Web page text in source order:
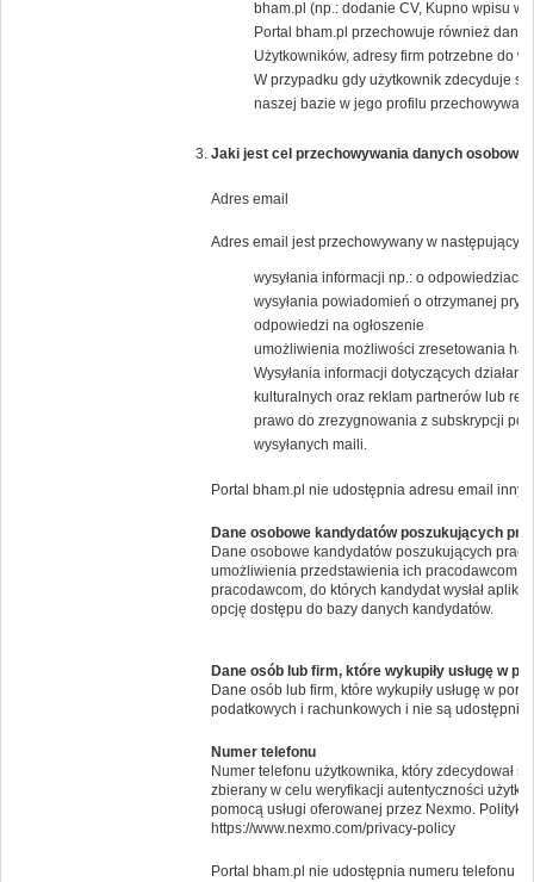
bham.pl (np.: dodanie CV, Kupno wpisu w
Portal bham.pl przechowuje również dane
Użytkowników, adresy firm potrzebne do
W przypadku gdy użytkownik zdecyduje
naszej bazie w jego profilu
Jaki jest cel przechowywania danych
Adres email
Adres email jest przechowywany w następującym
wysyłania informacji np.: o
wysyłania powiadomień o otrzymanej
odpowiedzi na ogłoszenie
umożliwienia możliwości zresetowania
Wysyłania informacji dotyczących
kulturalnych oraz reklam partnerów lub
prawo do zrezygnowania z subskrypcji
wysyłanych maili.
Portal bham.pl nie udostępnia adresu email
Dane osobowe kandydatów poszukujących
Dane osobowe kandydatów poszukujących
umożliwienia przedstawienia ich pracodawcom.
pracodawcom, do których kandydat wysłał
opcję dostępu do bazy danych kandydatów.
Dane osób lub firm, które wykupiły usługę w
Dane osób lub firm, które wykupiły usługę w
podatkowych i rachunkowych i nie są
Numer telefonu
Numer telefonu użytkownika, który zdecydował
zbierany w celu weryfikacji autentyczności
pomocą usługi oferowanej przez Nexmo.
https://www.nexmo.com/privacy-policy
Portal bham.pl nie udostępnia numeru telefonu